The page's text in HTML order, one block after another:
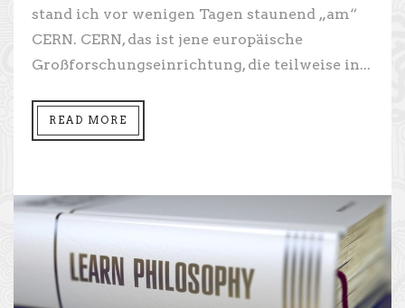
stand ich vor wenigen Tagen staunend „am“
CERN. CERN, das ist jene europäische
Großforschungseinrichtung, die teilweise in...
READ MORE